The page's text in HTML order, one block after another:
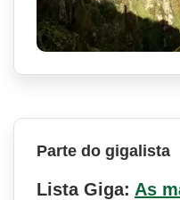
Parte do gigalista
Lista Giga: As